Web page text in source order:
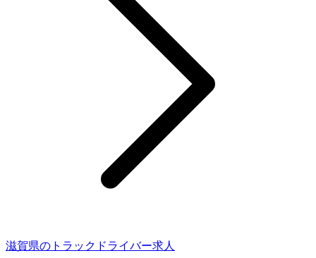
滋賀県のトラックドライバー求人